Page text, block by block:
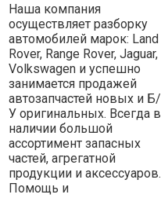
Наша компания
осуществляет разборку
автомобилей марок: Land
Rover, Range Rover, Jaguar,
Volkswagen и успешно
занимается продажей
автозапчастей новых и Б/
У оригинальных. Всегда в
наличии большой
ассортимент запасных
частей, агрегатной
продукции и аксессуаров.
Помощь и